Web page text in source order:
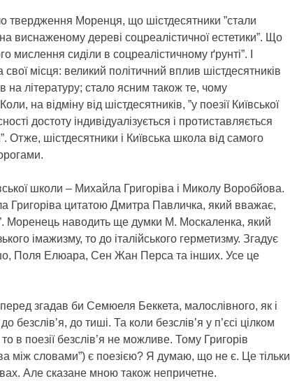
твердження Моренця, що шістдесятники ”стали
виснаженому дереві соцреалістичної естетики”. Що
мислення сиділи в соцреалістичному ґрунті”. І
місця: великий політичний вплив шістдесятників
на літературу; стало ясним також те, чому
на відміну від шістдесятників, ”у поезії Київської
достоту індивідуалізується і протиставляється
Отже, шістдесятники і Київська школа від самого
школи – Михайла Григоріва і Миколу Воробйова.
Григоріва цитатою Дмитра Павличка, який вважає,
Моренець наводить ще думки М. Москаленка, який
імажизму, то до італійського герметизму. Згадує
Поля Елюара, Сен Жан Перса та інших. Усе це
згадав би Семюеля Беккета, малослівного, як і
безслів’я, до тиші. Та коли безслів’я у п’єсі цілком
в поезії безслів’я не можливе. Тому Григорів
між словами”) є поезією? Я думаю, що не є. Це тільки
Але сказане мною також непричетне.